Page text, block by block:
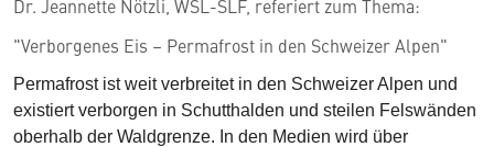
Dr. Jeannette Nötzli, WSL-SLF, referiert zum Thema:
"Verborgenes Eis – Permafrost in den Schweizer Alpen"
Permafrost ist weit verbreitet in den Schweizer Alpen und
existiert verborgen in Schutthalden und steilen Felswänden
oberhalb der Waldgrenze. In den Medien wird über